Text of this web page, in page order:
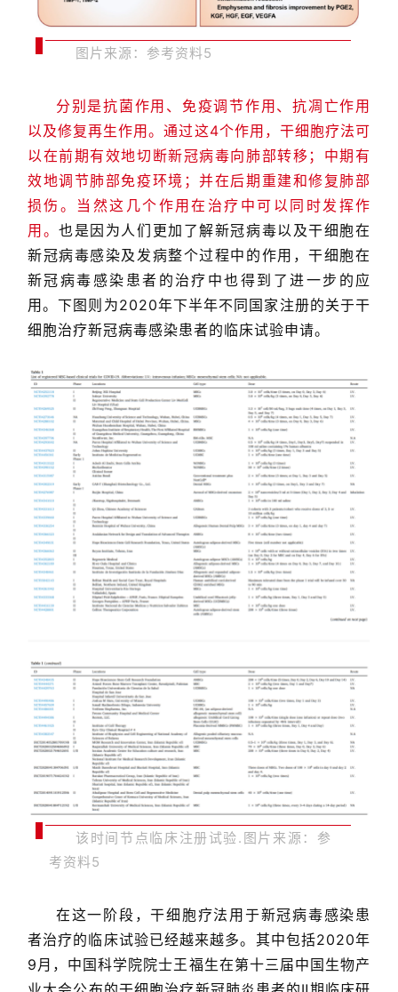
页
讯
学
图片来源： 参考资料5
分别是抗菌作用、免疫调节作用、抗凋亡作用
以及修复再生作用。通过这4个作用，干细胞疗法可
以在前期有效地切断新冠病毒向肺部转移；中期有
效地调节肺部免疫环境；并在后期重建和修复肺部
损伤。当然这几个作用在治疗中可以同时发挥作
用。也是因为人们更加了解新冠病毒以及干细胞在
新冠病毒感染及发病整个过程中的作用，干细胞在
新冠病毒感染患者的治疗中也得到了进一步的应
用。下图则为2020年下半年不同国家注册的关于干
细胞治疗新冠病毒感染患者的临床试验申请。
该时间节点临床注册试验. 图片来源： 参
考资料5
在这一阶段，干细胞疗法用于新冠病毒感染患
者治疗的临床试验已经越来越多。其中包括2020年
9月，中国科学院院士王福生在第十三届中国生物产